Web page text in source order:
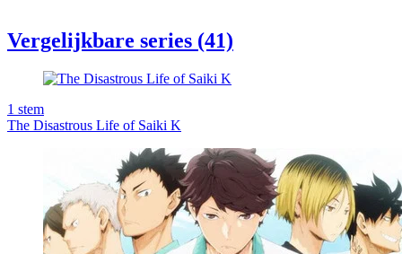
Vergelijkbare series (41)
1 stem
The Disastrous Life of Saiki K